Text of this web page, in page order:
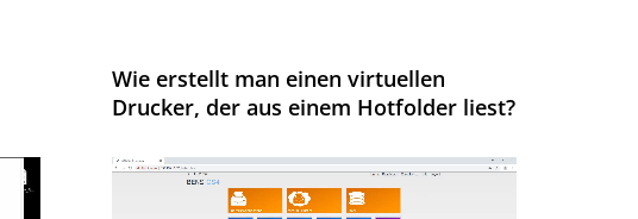
Wie erstellt man einen virtuellen
Drucker, der aus einem Hotfolder liest?